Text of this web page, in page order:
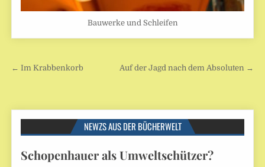
Bauwerke und Schleifen
Beitragsnavigation
← Im Krabbenkorb Auf der Jagd nach dem Absoluten →
NEWZS AUS DER BÜCHERWELT
Schopenhauer als Umweltschützer?